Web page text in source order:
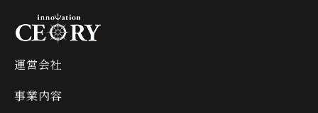
運営会社
事業内容